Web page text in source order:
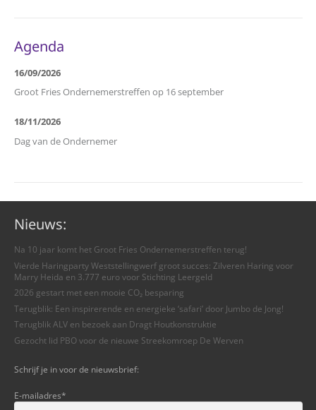
Agenda
16/09/2026
Groot Fries Ondernemerstreffen op 16 september
18/11/2026
Dag van de Ondernemer
Nieuws:
Na 10 jaar komt het Groot Fries Ondernemerstreffen terug!
Vierde Haringparty Weststellingwerf groot succes: Zilveren Haring voor
Marry Heida en 3.777 euro voor Stichting Leergeld
2026 gestart met een mooie CO₂ besparing
Terugblik: Een inspirerende en energieke ‘safari’ door Jumbo de Jong!
Terugblik ALV en bezoek aan Dragt Houtkonstruktie
Gezocht lid PBO voor de nieuwe Streekomroep De Werven
Schrijf je in voor de nieuwsbrief:
E-mailadres*